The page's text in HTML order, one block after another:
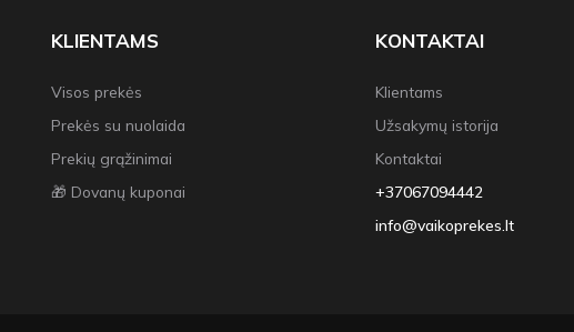
KLIENTAMS
Visos prekės
Prekės su nuolaida
Prekių grąžinimai
🎁 Dovanų kuponai
KONTAKTAI
Klientams
Užsakymų istorija
Kontaktai
+37067094442
info@vaikoprekes.lt